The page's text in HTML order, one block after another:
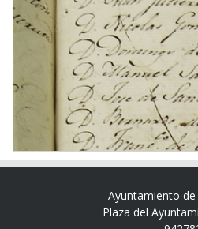
Ayuntamiento
Plaza del